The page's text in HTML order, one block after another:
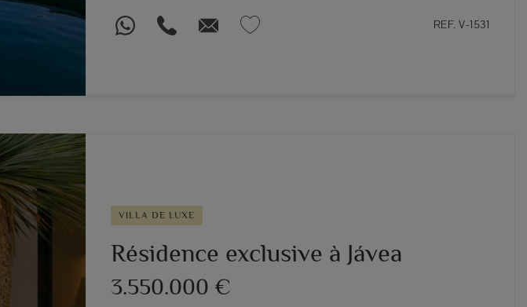
REF. V-1531
VILLA DE LUXE
Résidence exclusive à Jávea
3.550.000 €